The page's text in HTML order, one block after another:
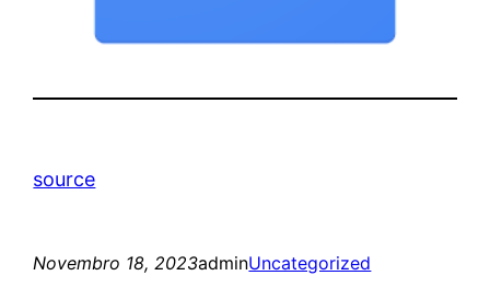
source
Novembro 18, 2023adminUncategorized